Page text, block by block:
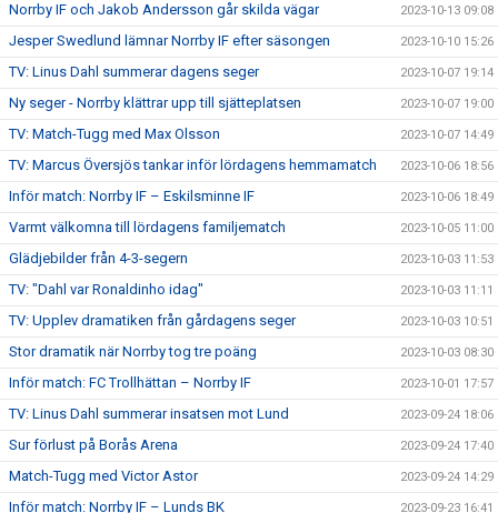
Norrby IF och Jakob Andersson går skilda vägar 2023-10-13 09:08
Jesper Swedlund lämnar Norrby IF efter säsongen 2023-10-10 15:26
TV: Linus Dahl summerar dagens seger 2023-10-07 19:14
Ny seger - Norrby klättrar upp till sjätteplatsen 2023-10-07 19:00
TV: Match-Tugg med Max Olsson 2023-10-07 14:49
TV: Marcus Översjös tankar inför lördagens hemmamatch 2023-10-06 18:56
Inför match: Norrby IF – Eskilsminne IF 2023-10-06 18:49
Varmt välkomna till lördagens familjematch 2023-10-05 11:00
Glädjebilder från 4-3-segern 2023-10-03 11:53
TV: "Dahl var Ronaldinho idag" 2023-10-03 11:11
TV: Upplev dramatiken från gårdagens seger 2023-10-03 10:51
Stor dramatik när Norrby tog tre poäng 2023-10-03 08:30
Inför match: FC Trollhättan – Norrby IF 2023-10-01 17:57
TV: Linus Dahl summerar insatsen mot Lund 2023-09-24 18:06
Sur förlust på Borås Arena 2023-09-24 17:40
Match-Tugg med Victor Astor 2023-09-24 14:29
Inför match: Norrby IF – Lunds BK 2023-09-23 16:41